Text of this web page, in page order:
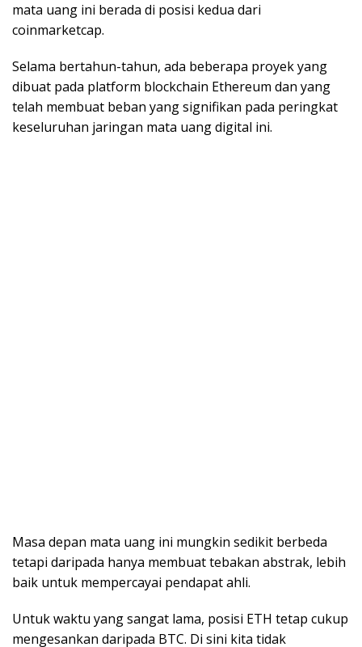
mata uang ini berada di posisi kedua dari
coinmarketcap.
Selama bertahun-tahun, ada beberapa proyek yang
dibuat pada platform blockchain Ethereum dan yang
telah membuat beban yang signifikan pada peringkat
keseluruhan jaringan mata uang digital ini.
Masa depan mata uang ini mungkin sedikit berbeda
tetapi daripada hanya membuat tebakan abstrak, lebih
baik untuk mempercayai pendapat ahli.
Untuk waktu yang sangat lama, posisi ETH tetap cukup
mengesankan daripada BTC. Di sini kita tidak